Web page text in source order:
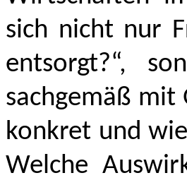
sich nicht nur
entsorgt?“,
sachgemäß
konkret und
Welche